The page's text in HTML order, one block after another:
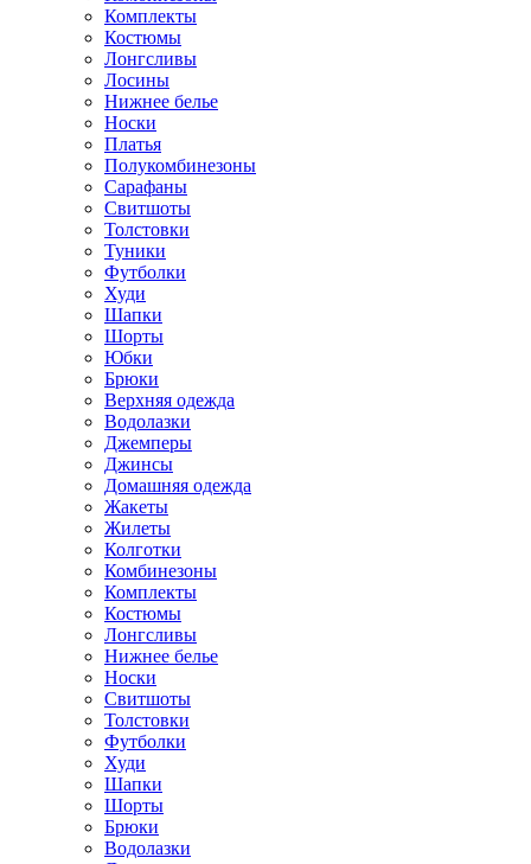
Комплекты
Костюмы
Лонгсливы
Лосины
Нижнее белье
Носки
Платья
Полукомбинезоны
Сарафаны
Свитшоты
Толстовки
Туники
Футболки
Худи
Шапки
Шорты
Юбки
Брюки
Верхняя одежда
Водолазки
Джемперы
Джинсы
Домашняя одежда
Жакеты
Жилеты
Колготки
Комбинезоны
Комплекты
Костюмы
Лонгсливы
Нижнее белье
Носки
Свитшоты
Толстовки
Футболки
Худи
Шапки
Шорты
Брюки
Водолазки